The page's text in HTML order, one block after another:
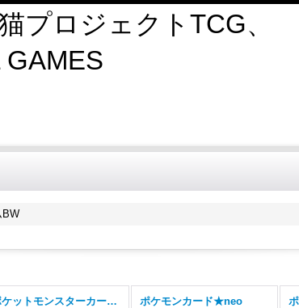
プロジェクトTCG、
BW
ポケットモンスターカードゲーム ポケモンカード★neo